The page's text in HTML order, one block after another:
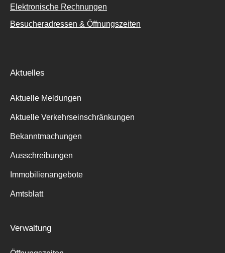
Suche
Elektronische Rechnungen
Besucheradressen & Öffnungszeiten
Aktuelles
Aktuelle Meldungen
Aktuelle Verkehrseinschränkungen
Bekanntmachungen
Ausschreibungen
Immobilienangebote
Amtsblatt
Verwaltung